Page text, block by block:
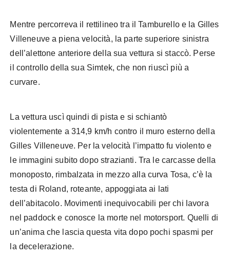
Mentre percorreva il rettilineo tra il Tamburello e la Gilles
Villeneuve a piena velocità, la parte superiore sinistra
dell’alettone anteriore della sua vettura si staccò. Perse
il controllo della sua Simtek, che non riuscì più a
curvare.
La vettura uscì quindi di pista e si schiantò
violentemente a 314,9 km/h contro il muro esterno della
Gilles Villeneuve. Per la velocità l’impatto fu violento e
le immagini subito dopo strazianti. Tra le carcasse della
monoposto, rimbalzata in mezzo alla curva Tosa, c’è la
testa di Roland, roteante, appoggiata ai lati
dell’abitacolo. Movimenti inequivocabili per chi lavora
nel paddock e conosce la morte nel motorsport. Quelli di
un’anima che lascia questa vita dopo pochi spasmi per
la decelerazione.